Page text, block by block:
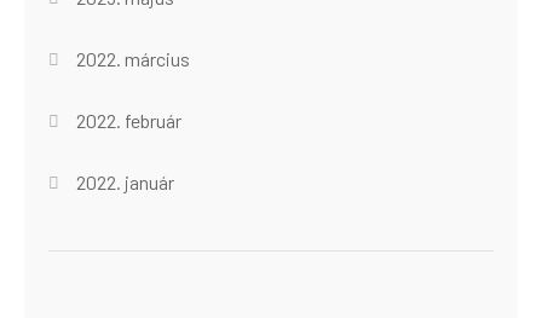
2022. március
2022. február
2022. január